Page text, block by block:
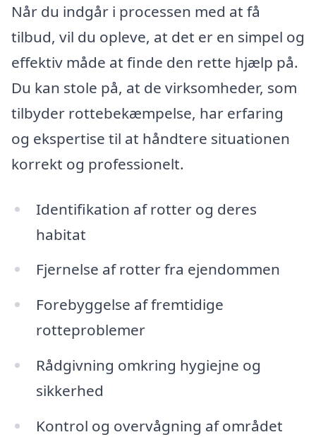
Når du indgår i processen med at få
tilbud, vil du opleve, at det er en simpel og
effektiv måde at finde den rette hjælp på.
Du kan stole på, at de virksomheder, som
tilbyder rottebekæmpelse, har erfaring
og ekspertise til at håndtere situationen
korrekt og professionelt.
Identifikation af rotter og deres
habitat
Fjernelse af rotter fra ejendommen
Forebyggelse af fremtidige
rotteproblemer
Rådgivning omkring hygiejne og
sikkerhed
Kontrol og overvågning af området